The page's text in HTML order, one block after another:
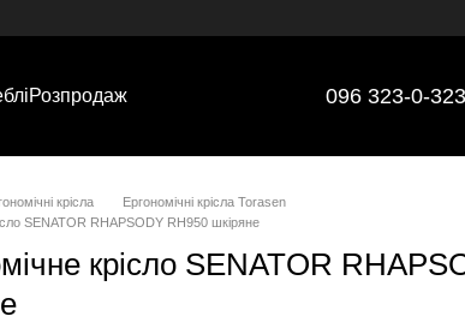
Розпродаж 096 323-0-323
крісла
Ергономічні крісла Torasen
SENATOR RHAPSODY RH950 шкіряне
крісло SENATOR